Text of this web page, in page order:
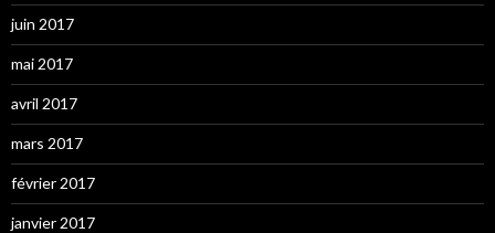
juin 2017
mai 2017
avril 2017
mars 2017
février 2017
janvier 2017